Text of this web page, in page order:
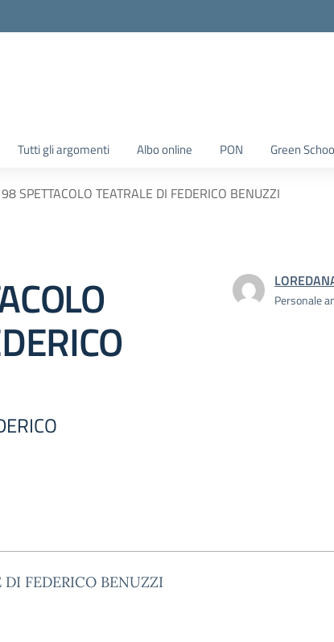
Tutti gli argomenti Albo online PON Green
SPETTACOLO TEATRALE DI FEDERICO BENUZZI
Personale
DI FEDERICO BENUZZI